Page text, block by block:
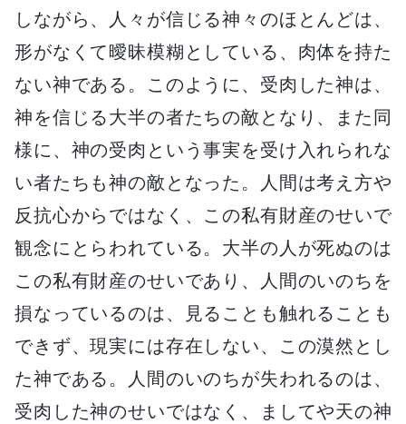
しながら、人々が信じる神々のほとんどは、
形がなくて曖昧模糊としている、肉体を持た
ない神である。このように、受肉した神は、
神を信じる大半の者たちの敵となり、また同
様に、神の受肉という事実を受け入れられな
い者たちも神の敵となった。人間は考え方や
反抗心からではなく、この私有財産のせいで
観念にとらわれている。大半の人が死ぬのは
この私有財産のせいであり、人間のいのちを
損なっているのは、見ることも触れることも
できず、現実には存在しない、この漠然とし
た神である。人間のいのちが失われるのは、
受肉した神のせいではなく、ましてや天の神